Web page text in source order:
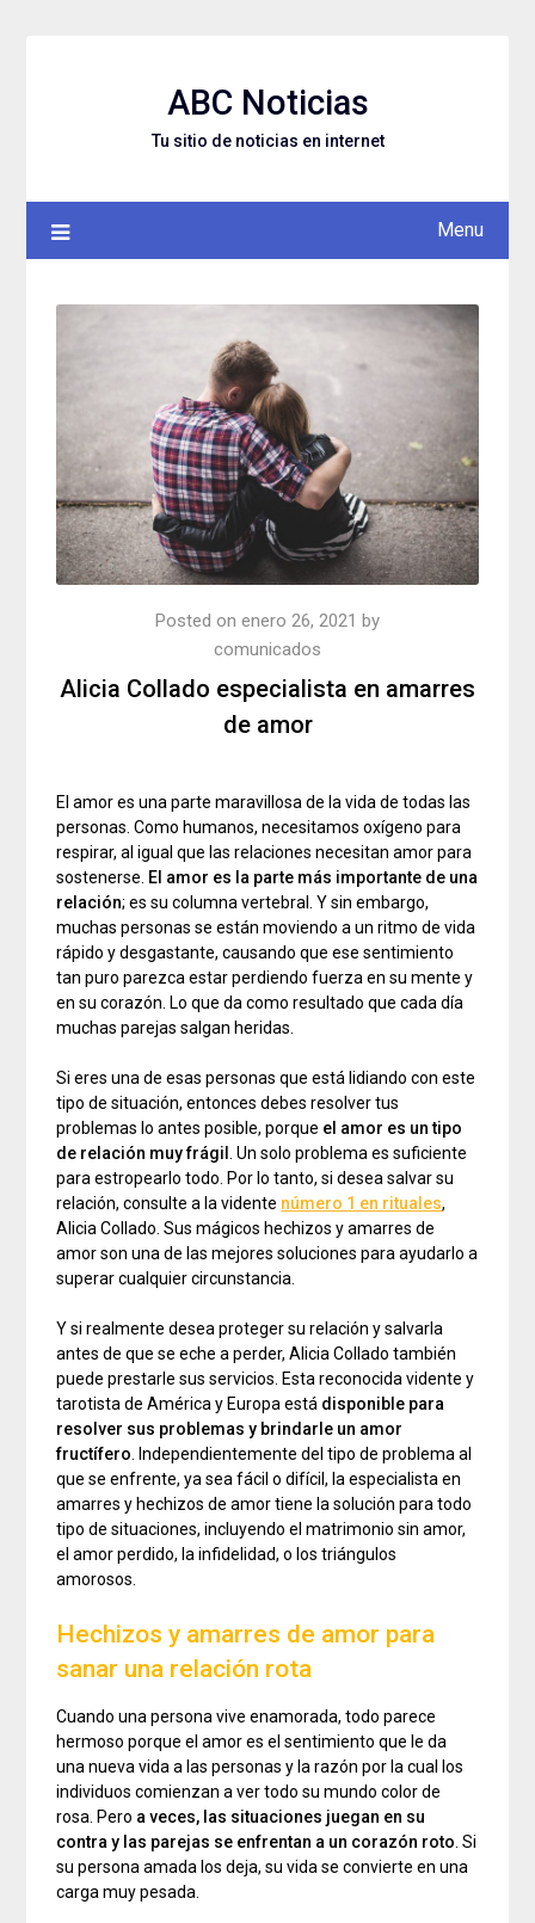
ABC Noticias
Tu sitio de noticias en internet
Menu
Alicia Collado especialista en amarres
de amor
Posted on enero 26, 2021 by
comunicados
El amor es una parte maravillosa de la vida de todas las
personas. Como humanos, necesitamos oxígeno para
respirar, al igual que las relaciones necesitan amor para
sostenerse. El amor es la parte más importante de una
relación; es su columna vertebral. Y sin embargo,
muchas personas se están moviendo a un ritmo de vida
rápido y desgastante, causando que ese sentimiento
tan puro parezca estar perdiendo fuerza en su mente y
en su corazón. Lo que da como resultado que cada día
muchas parejas salgan heridas.
Si eres una de esas personas que está lidiando con este
tipo de situación, entonces debes resolver tus
problemas lo antes posible, porque el amor es un tipo
de relación muy frágil. Un solo problema es suficiente
para estropearlo todo. Por lo tanto, si desea salvar su
relación, consulte a la vidente número 1 en rituales,
Alicia Collado. Sus mágicos hechizos y amarres de
amor son una de las mejores soluciones para ayudarlo a
superar cualquier circunstancia.
Y si realmente desea proteger su relación y salvarla
antes de que se eche a perder, Alicia Collado también
puede prestarle sus servicios. Esta reconocida vidente y
tarotista de América y Europa está disponible para
resolver sus problemas y brindarle un amor
fructífero. Independientemente del tipo de problema al
que se enfrente, ya sea fácil o difícil, la especialista en
amarres y hechizos de amor tiene la solución para todo
tipo de situaciones, incluyendo el matrimonio sin amor,
el amor perdido, la infidelidad, o los triángulos
amorosos.
Hechizos y amarres de amor para
sanar una relación rota
Cuando una persona vive enamorada, todo parece
hermoso porque el amor es el sentimiento que le da
una nueva vida a las personas y la razón por la cual los
individuos comienzan a ver todo su mundo color de
rosa. Pero a veces, las situaciones juegan en su
contra y las parejas se enfrentan a un corazón roto. Si
su persona amada los deja, su vida se convierte en una
carga muy pesada.